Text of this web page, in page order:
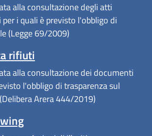
alla consultazione degli atti
i quali è previsto l'obbligo di
(Legge 69/2009)
rifiuti
alla consultazione dei documenti
l'obbligo di trasparenza sul
Arera 444/2019)